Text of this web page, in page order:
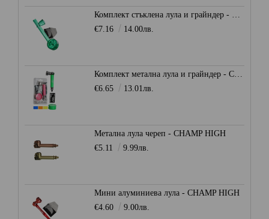
Комплект стъклена лула и грайндер - CHAMP HIGH
€7.16
14.00лв.
Комплект метална лула и грайндер - CHAMP HIGH
€6.65
13.01лв.
Метална лула череп - CHAMP HIGH
€5.11
9.99лв.
Мини алуминиева лула - CHAMP HIGH
€4.60
9.00лв.